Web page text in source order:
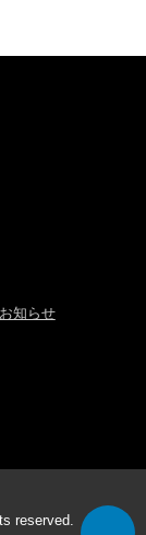
お知らせ
reserved.